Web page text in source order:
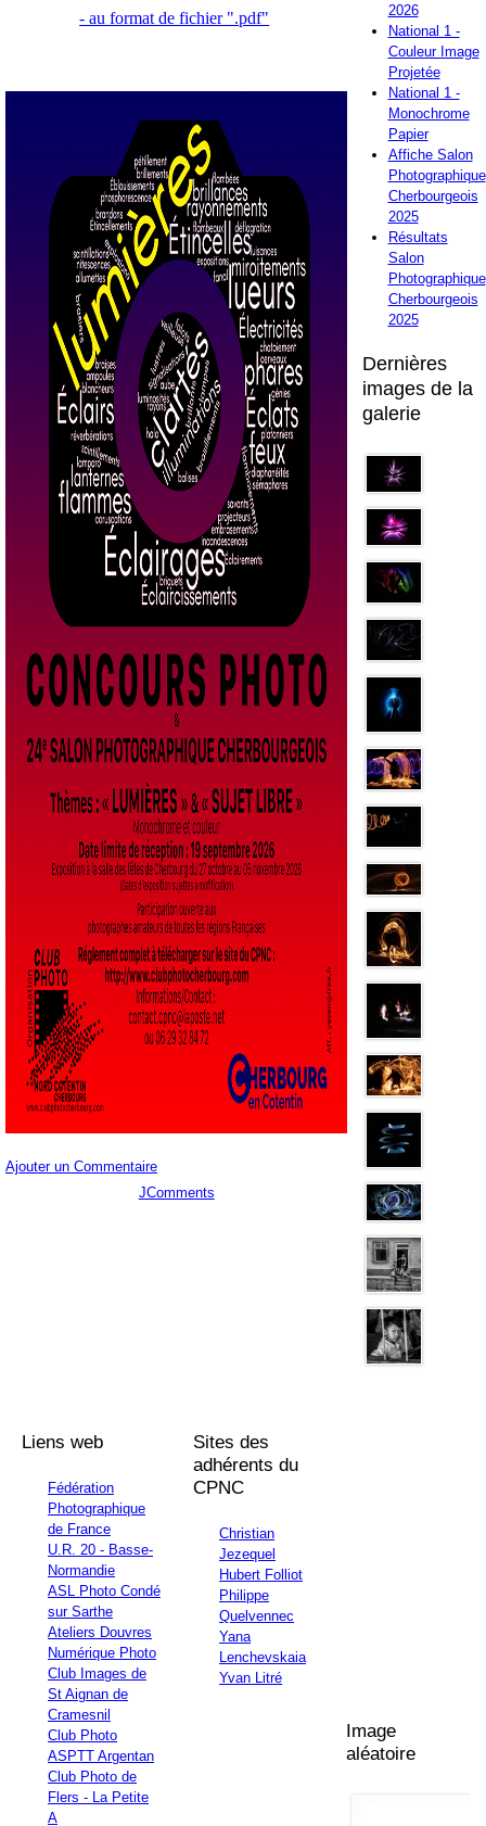
- au format de fichier ".pdf"
Ajouter un Commentaire
JComments
2026
National 1 -
Couleur Image
Projetée
National 1 -
Monochrome
Papier
Affiche Salon
Photographique
Cherbourgeois
2025
Résultats
Salon
Photographique
Cherbourgeois
2025
Dernières
images de la
galerie
Liens web
Fédération
Photographique
de France
U.R. 20 - Basse-
Normandie
ASL Photo Condé
sur Sarthe
Ateliers Douvres
Numérique Photo
Club Images de
St Aignan de
Cramesnil
Club Photo
ASPTT Argentan
Club Photo de
Flers - La Petite
A
Sites des
adhérents du
CPNC
Christian
Jezequel
Hubert Folliot
Philippe
Quelvennec
Yana
Lenchevskaia
Yvan Litré
Image
aléatoire